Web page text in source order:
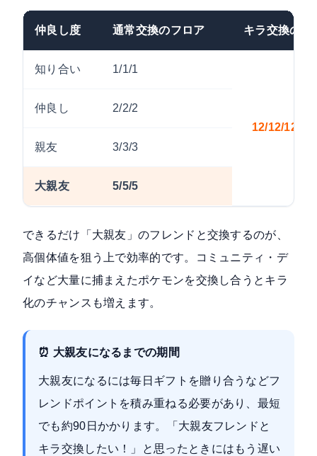
仲良し度 通常交換のフロア キラ交換のフ
知り合い 1/1/1
12/12/12（
仲良し 2/2/2
親友 3/3/3
大親友 5/5/5
できるだけ「大親友」のフレンドと交換するのが、
高個体値を狙う上で効率的です。コミュニティ・デ
イなど大量に捕まえたポケモンを交換し合うとキラ
化のチャンスも増えます。
⏰ 大親友になるまでの期間
大親友になるには毎日ギフトを贈り合うなどフ
レンドポイントを積み重ねる必要があり、最短
でも約90日かかります。「大親友フレンドと
キラ交換したい！」と思ったときにはもう遅い